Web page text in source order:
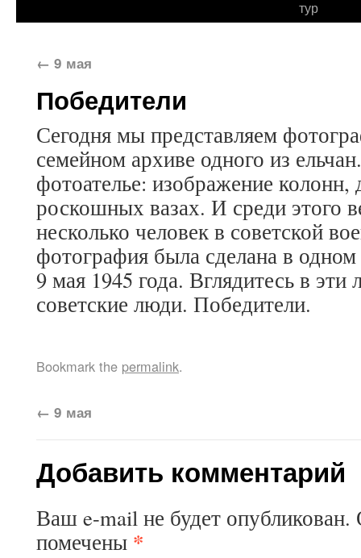
тур
← 9 мая
Победители
Сегодня мы представляем
семейном архиве одного из
фотоателье: изображение колонн,
роскошных вазах. И среди этого
несколько человек в советской
фотография была сделана в
9 мая 1945 года. Вглядитесь в эти
советские люди. Победители.
Bookmark the permalink.
← 9 мая
Добавить комментарий
Ваш e-mail не будет опубликован.
помечены *